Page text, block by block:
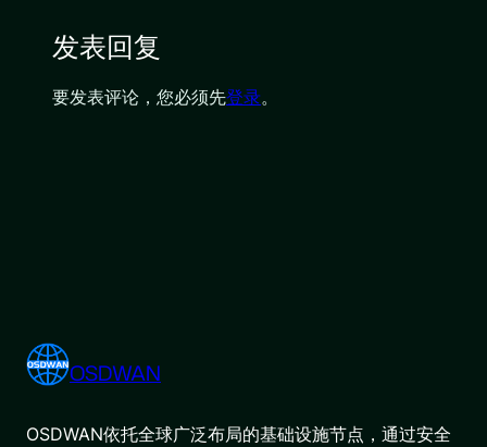
发表回复
要发表评论，您必须先登录。
OSDWAN
OSDWAN依托全球广泛布局的基础设施节点，通过安全